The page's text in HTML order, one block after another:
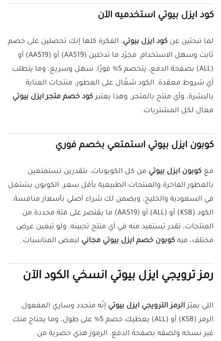
كود ايزل بيوتي استخدميه الآن
لما تبحثين عن كود ايزل بيوتي، الفكرة كلها إنك تحصلين على خصم
ثابت وسهل الاستخدام. مجرّد ما تدخلين (AA519
) أو (AA519) أو
(ALL) بصفحة الدفع، يتخصم 5% فورًا. سهل وسريع، وما يتطلب
أي شروط معقدة. الكود شغّال على العطور، منتجات العناية
بالبشرة، وأي منتج بالمتجر. وهذا يعتبركود خصم متجر ايزل بيوتي
فعال لكل المشتريات.
كوبون ايزل بيوتي استمتعي بخصم فوري
مع كوبون ايزل بيوتي من كل الكوبونات، بتقدرين تستمتعين
بالعطور الفاخرة والمنتجات الطبيعية بأقل سعر. الكوبون يشتغل
في السعودية والخليج، ويضمن لك شراء أصلي بأسعار منافسة.
الكود (KSB) أو (ALL) أو (AA519) ما يقتصر على فئة محددة من
المنتجات، تقدر تستفيد منه في أي منتج تحبينه. ولو تبغين عرض
مختلف، فيه كوبون خصم ايزل بيوتي مجاني لبعض المناسبات.
رمز ترويجي ايزل بيوتي انسخي الكود الآن
اللي يميّزالرمز الترويجي ايزل بيوتي إنّه متجدد وساري المفعول.
الرمز (KSB) أو (ALL) يعطيك خصم 5% على طول، وما يحتاج منك
غير نسخه ولصقه بصفحة الدفع. الرموز هذي حصرية من